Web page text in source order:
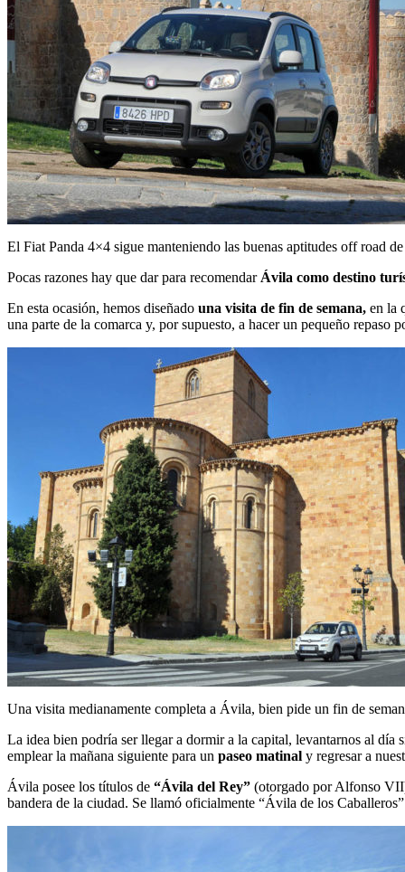
El Fiat Panda 4×4 sigue manteniendo las buenas aptitudes off road de
Pocas razones hay que dar para recomendar Ávila como destino
En esta ocasión, hemos diseñado una visita de fin de semana, en la
una parte de la comarca y, por supuesto, a hacer un pequeño repaso
Una visita medianamente completa a Ávila, bien pide un fin de
La idea bien podría ser llegar a dormir a la capital, levantarnos al día
emplear la mañana siguiente para un paseo matinal y regresar a
Ávila posee los títulos de “Ávila del Rey” (otorgado por Alfonso
bandera de la ciudad. Se llamó oficialmente “Ávila de los